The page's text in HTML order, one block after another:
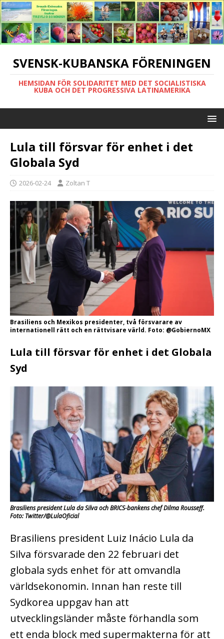
SVENSK-KUBANSKA FÖRENINGEN
HEMSIDAN FÖR SOLIDARITET MED DET SOCIALISTISKA
KUBA OCH DET PROGRESSIVA LATINAMERIKA
Lula till försvar för enhet i det
Globala Syd
2026-02-24 Zoltan T
Brasiliens och Mexikos presidenter, två försvarare av
internationell rätt och en rättvisare värld. Foto: @GobiernoMX
Lula till försvar för enhet i det Globala
Syd
Brasiliens president Lula da Silva och BRICS-bankens chef Dilma Rousseff.
Foto: Twitter/@LulaOficial
Brasiliens president Luiz Inácio Lula da
Silva försvarade den 22 februari det
globala syds enhet för att omvandla
världsekonomin. Innan han reste till
Sydkorea uppgav han att
utvecklingsländer måste förhandla som
ett enda block med supermakterna för att